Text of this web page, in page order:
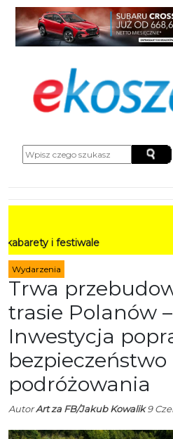
CK 105
Wydarzenia
Trwa
trasie Polanów –
Inwestycja
podróżowania
AutorArt za FB/Jakub Kowalik9